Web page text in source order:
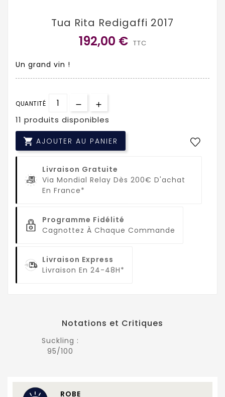
Tua Rita Redigaffi 2017
192,00 € TTC
Un grand vin !
QUANTITÉ
11 produits disponibles
 AJOUTER AU PANIER
Livraison Gratuite
Via Mondial Relay Dès 200€ D'achat
En France*
Programme Fidélité
Cagnottez À Chaque Commande
Livraison Express
Livraison En 24-48H*
Notations et Critiques
Suckling :
95/100
ROBE